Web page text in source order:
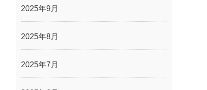
2025年9月
2025年8月
2025年7月